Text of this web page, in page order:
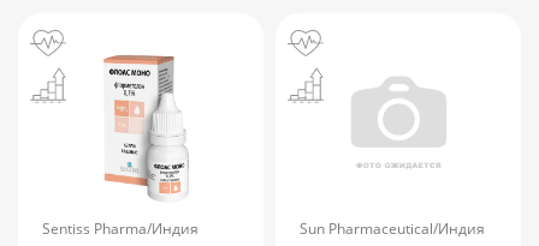
Sentiss Pharma/Индия Sun Pharmaceutical/Индия